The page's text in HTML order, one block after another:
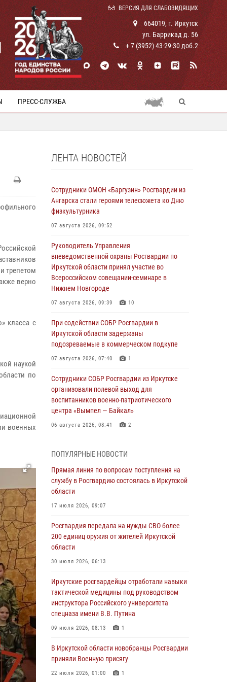
ВЕРСИЯ ДЛЯ СЛАБОВИДЯЩИХ
664019, г. Иркутск
ул. Баррикад д. 56
+ 7 (3952) 43-29-30 доб.2
ПРЕСС-СЛУЖБА
трепетом
верно
класса с
наукой
по
военных
ЛЕНТА НОВОСТЕЙ
Сотрудники ОМОН «Баргузин» Росгвардии из
Ангарска стали героями телесюжета ко Дню
физкультурника
07 августа 2026, 09:52
Руководитель Управления
вневедомственной охраны Росгвардии по
Иркутской области принял участие во
Всероссийском совещании-семинаре в
Нижнем Новгороде
07 августа 2026, 09:39 10
При содействии СОБР Росгвардии в
Иркутской области задержаны
подозреваемые в коммерческом подкупе
07 августа 2026, 07:40 1
Сотрудники СОБР Росгвардии из Иркутске
организовали полевой выход для
воспитанников военно-патриотического
центра «Вымпел — Байкал»
06 августа 2026, 08:41 2
Росгвардии по Иркутской области по самбо
05 августа 2026, 07:44 4
Военнослужащий Росгвардии из Иркутска
а не казаться»
04 августа 2026, 07:14 3
03 августа 2026, 04:55
Росгвардия обеспечила безопасность
мероприятий, посвященных Дню Воздушно-
десантных войск в Иркутской области
Росгвардейцы из Братска присоединились к
донорской акции «От сердца к сердцу»
ПОПУЛЯРНЫЕ НОВОСТИ
Прямая линия по вопросам поступления на
службу в Росгвардию состоялась в Иркутской
области
17 июля 2026, 09:07
Росгвардия передала на нужды СВО более
200 единиц оружия от жителей Иркутской
области
30 июля 2026, 06:13
Иркутские росгвардейцы отработали навыки
тактической медицины под руководством
инструктора Российского университета
спецназа имени В.В. Путина
09 июля 2026, 08:13 1
В Иркутской области новобранцы Росгвардии
приняли Военную присягу
22 июля 2026, 01:00 1